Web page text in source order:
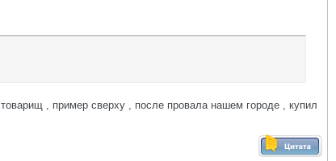
, пример сверху , после провала нашем городе , купил